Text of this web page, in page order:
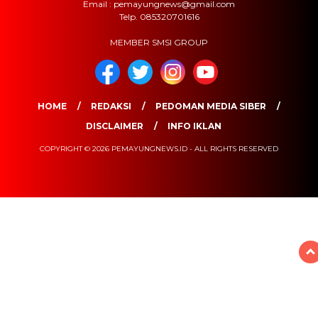
Email : pemayungnews@gmail.com
Telp. 085320701616
MEMBER SMSI GROUP
HOME REDAKSI
PEDOMAN MEDIA SIBER
DISCLAIMER
INFO IKLAN
COPYRIGHT © 2026 PEMAYUNGNEWS.ID - ALL RIGHTS RESERVED